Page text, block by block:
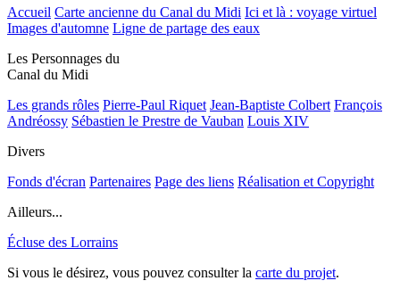
Accueil Carte ancienne du Canal du Midi Ici et là : voyage virtuel
Images d'automne Ligne de partage des eaux
Les Personnages du
Canal du Midi
Les grands rôles Pierre-Paul Riquet Jean-Baptiste Colbert François
Andréossy Sébastien le Prestre de Vauban Louis XIV
Divers
Fonds d'écran Partenaires Page des liens Réalisation et Copyright
Ailleurs...
Écluse des Lorrains
Si vous le désirez, vous pouvez consulter la carte du projet.